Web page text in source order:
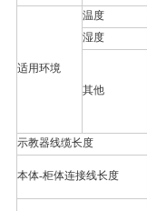
适用环境
温度
湿度
其他
示教器线缆长度
本体-柜体连接线长度